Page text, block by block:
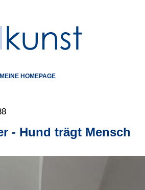
MEINE HOMEPAGE
- Hund trägt Mensch